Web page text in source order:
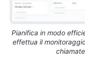
Pianifica in modo
effettua il